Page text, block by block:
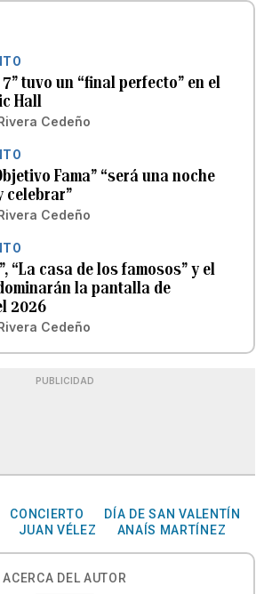
tuvo un “final perfecto” en el
Hall
Cedeño
Fama” “será una noche
celebrar”
Cedeño
“La casa de los famosos” y el
la pantalla de
2026
Cedeño
PUBLICIDAD
CONCIERTO
DÍA DE SAN VALENTÍN
JUAN VÉLEZ ANAÍS MARTÍNEZ
ACERCA DEL AUTOR